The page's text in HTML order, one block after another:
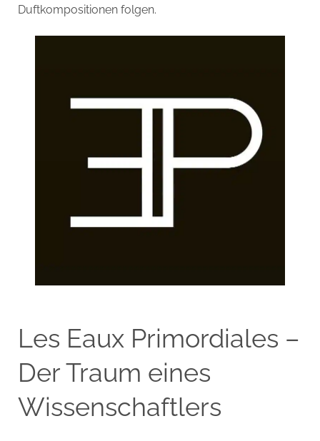
Duftkompositionen folgen.
Les Eaux Primordiales –
Der Traum eines
Wissenschaftlers